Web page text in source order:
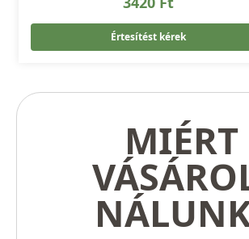
Értesítést kérek
MIÉRT